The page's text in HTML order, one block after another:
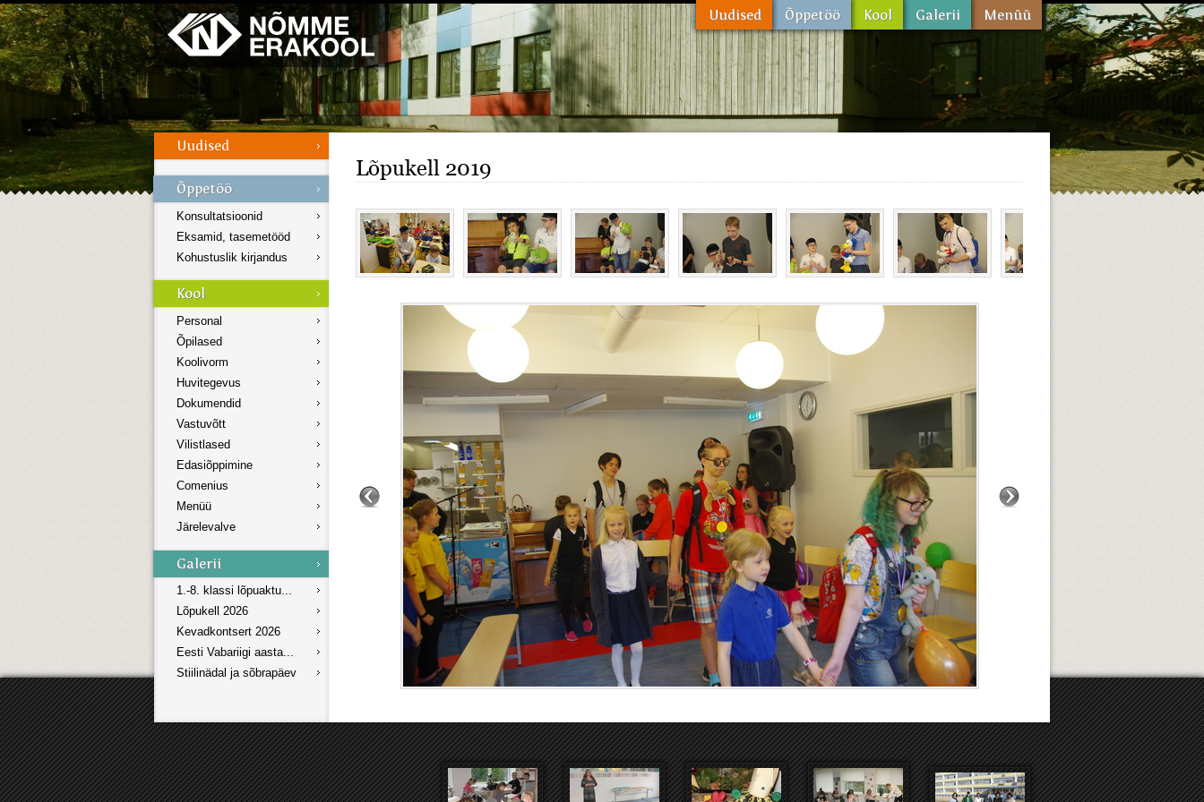
Menüü
Galerii
Konsultatsioonid
Eksamid, tasemetööd
Kohustuslik kirjandus
Personal
Õpilased
Koolivorm
Huvitegevus
Dokumendid
Vastuvõtt
Vilistlased
Edasiõppimine
Comenius
Menüü
Järelevalve
1.-8. klassi lõpuaktu...
Lõpukell 2026
Kevadkontsert 2026
Eesti Vabariigi aasta...
Stiilinädal ja sõbrapäev
Lõpukell 2019